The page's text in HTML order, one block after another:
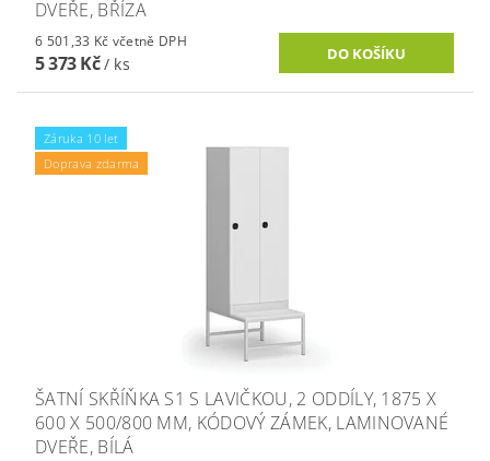
DVEŘE, BŘÍZA
6 501,33 Kč včetně DPH
5 373 Kč/ ks
Záruka 10 let
Doprava zdarma
ŠATNÍ SKŘÍŇKA S1 S LAVIČKOU, 2 ODDÍLY, 1875 X
600 X 500/800 MM, KÓDOVÝ ZÁMEK, LAMINOVANÉ
DVEŘE, BÍLÁ